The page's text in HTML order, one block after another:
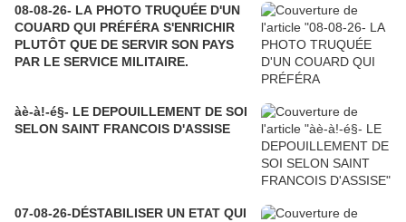
08-08-26- LA PHOTO TRUQUÉE D'UN
COUARD QUI PRÉFÉRA S'ENRICHIR
PLUTÔT QUE DE SERVIR SON PAYS
PAR LE SERVICE MILITAIRE.
àè-à!-é§- LE DEPOUILLEMENT DE SOI
SELON SAINT FRANCOIS D'ASSISE
07-08-26-DÉSTABILISER UN ETAT QUI